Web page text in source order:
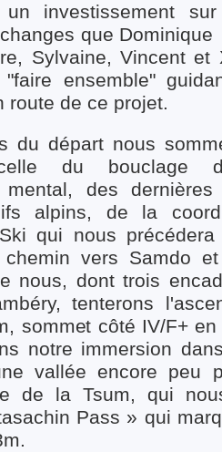
investissement
que
Sylvaine, Vincent
ensemble"
route de ce projet.
du départ nous
du bouclage
mental, des
alpins, de la
qui nous
vers Samdo
nous, dont trois
tenterons
sommet côté IV/F+
notre immersion
vallée encore peu
de la Tsum, qui
Pass » qui